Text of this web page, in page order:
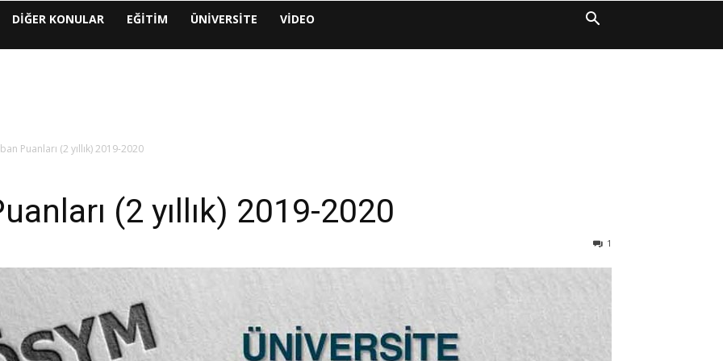
DIĞER KONULAR EĞITIM ÜNIVERSITE VIDEO
Puanları (2 yıllık) 2019-2020
(2 yıllık) 2019-2020
1